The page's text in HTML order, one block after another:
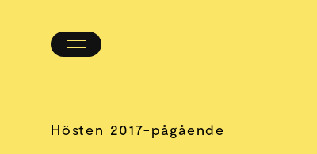
Öppna/stäng
Hösten 2017-pågående